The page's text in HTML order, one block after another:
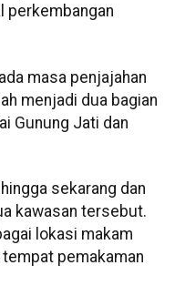
perkembangan
masa penjajahan
menjadi dua bagian
Gunung Jati dan
sekarang dan
kawasan tersebut.
lokasi makam
pemakaman